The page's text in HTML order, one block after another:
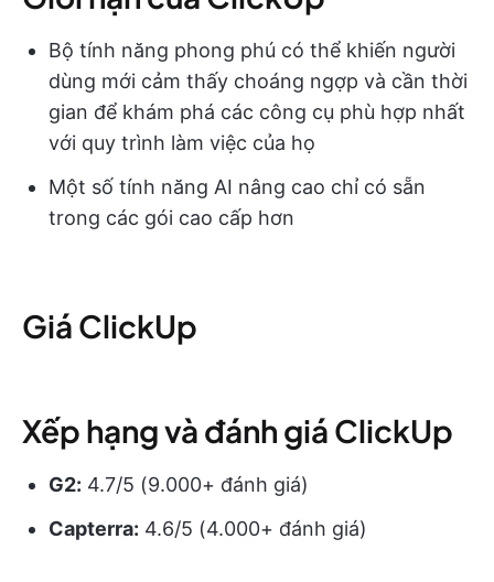
Bộ tính năng phong phú có thể khiến người
dùng mới cảm thấy choáng ngợp và cần thời
gian để khám phá các công cụ phù hợp nhất
với quy trình làm việc của họ
Một số tính năng AI nâng cao chỉ có sẵn
trong các gói cao cấp hơn
Giá ClickUp
Xếp hạng và đánh giá ClickUp
G2: 4.7/5 (9.000+ đánh giá)
Capterra: 4.6/5 (4.000+ đánh giá)